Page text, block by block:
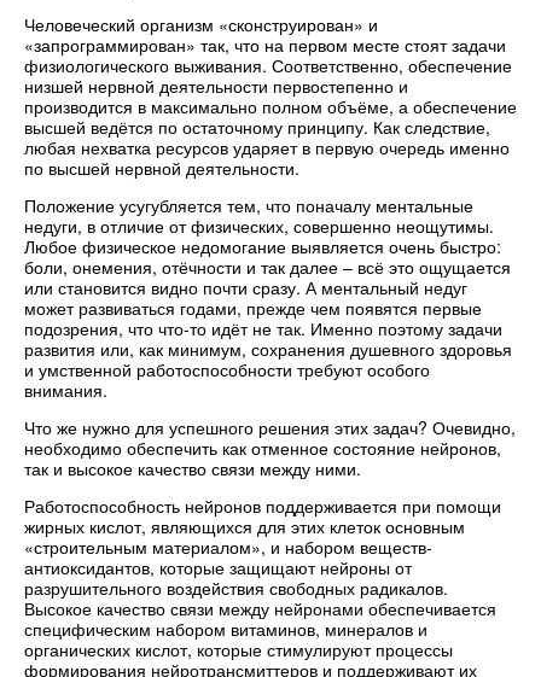
Человеческий организм «сконструирован» и
«запрограммирован» так, что на первом месте стоят задачи
физиологического выживания. Соответственно, обеспечение
низшей нервной деятельности первостепенно и
производится в максимально полном объёме, а обеспечение
высшей ведётся по остаточному принципу. Как следствие,
любая нехватка ресурсов ударяет в первую очередь именно
по высшей нервной деятельности.
Положение усугубляется тем, что поначалу ментальные
недуги, в отличие от физических, совершенно неощутимы.
Любое физическое недомогание выявляется очень быстро:
боли, онемения, отёчности и так далее – всё это ощущается
или становится видно почти сразу. А ментальный недуг
может развиваться годами, прежде чем появятся первые
подозрения, что что-то идёт не так. Именно поэтому задачи
развития или, как минимум, сохранения душевного здоровья
и умственной работоспособности требуют особого
внимания.
Что же нужно для успешного решения этих задач? Очевидно,
необходимо обеспечить как отменное состояние нейронов,
так и высокое качество связи между ними.
Работоспособность нейронов поддерживается при помощи
жирных кислот, являющихся для этих клеток основным
«строительным материалом», и набором веществ-
антиоксидантов, которые защищают нейроны от
разрушительного воздействия свободных радикалов.
Высокое качество связи между нейронами обеспечивается
специфическим набором витаминов, минералов и
органических кислот, которые стимулируют процессы
формирования нейротрансмиттеров и поддерживают их